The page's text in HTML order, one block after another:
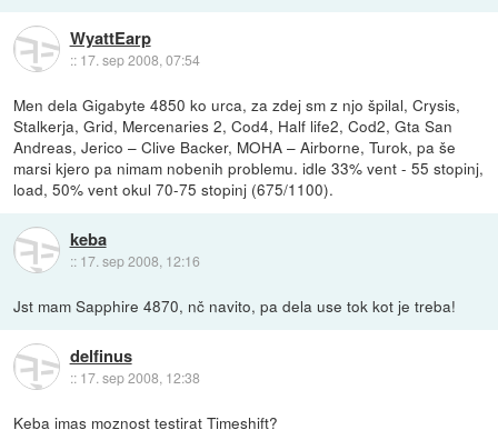
WyattEarp
:: 17. sep 2008, 07:54
Men dela Gigabyte 4850 ko urca, za zdej sm z njo špilal, Crysis,
Stalkerja, Grid, Mercenaries 2, Cod4, Half life2, Cod2, Gta San
Andreas, Jerico – Clive Backer, MOHA – Airborne, Turok, pa še
marsi kjero pa nimam nobenih problemu. idle 33% vent - 55 stopinj,
load, 50% vent okul 70-75 stopinj (675/1100).
keba
:: 17. sep 2008, 12:16
Jst mam Sapphire 4870, nč navito, pa dela use tok kot je treba!
delfinus
:: 17. sep 2008, 12:38
Keba imas moznost testirat Timeshift?